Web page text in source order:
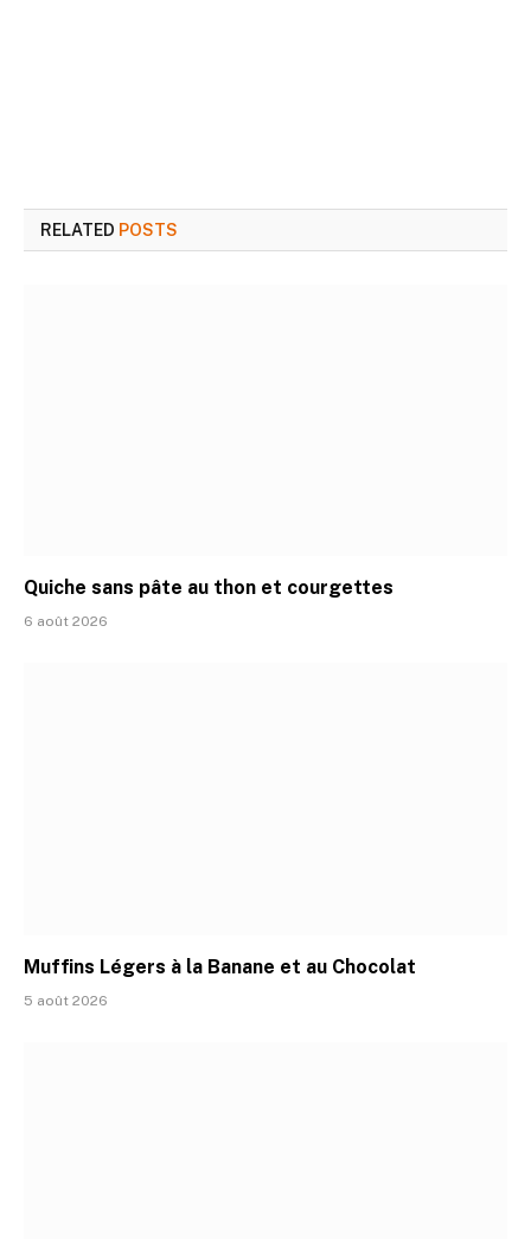
RELATED POSTS
Quiche sans pâte au thon et courgettes
6 août 2026
Muffins Légers à la Banane et au Chocolat
5 août 2026